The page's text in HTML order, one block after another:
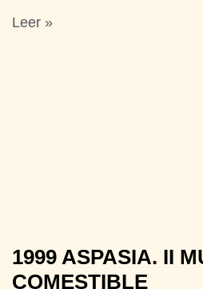
Leer »
1999 ASPASIA. II
COMESTIBLE